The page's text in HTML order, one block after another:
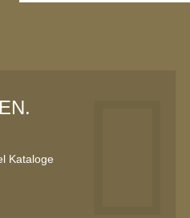
Kataloge